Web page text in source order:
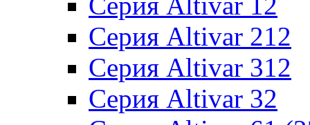
Серия Altivar 212
Серия Altivar 312
Серия Altivar 32